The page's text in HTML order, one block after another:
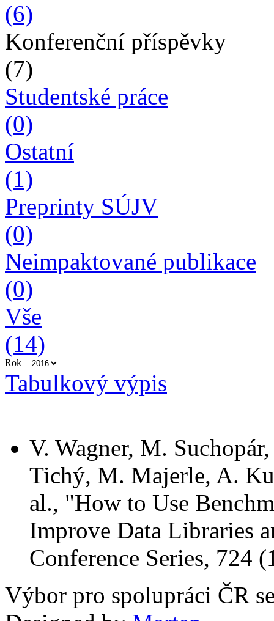
(6)
Konferenční příspěvky
(7)
Studentské práce
(0)
Ostatní
(1)
Preprinty SÚJV
(0)
Neimpaktované publikace
(0)
Vše
(14)
Rok
Tabulkový výpis
V. Wagner, M.
Tichý, M. Majerle, A.
al., "How to Use
Improve Data Libraries
Conference Series, 724
Výbor pro spolupráci ČR